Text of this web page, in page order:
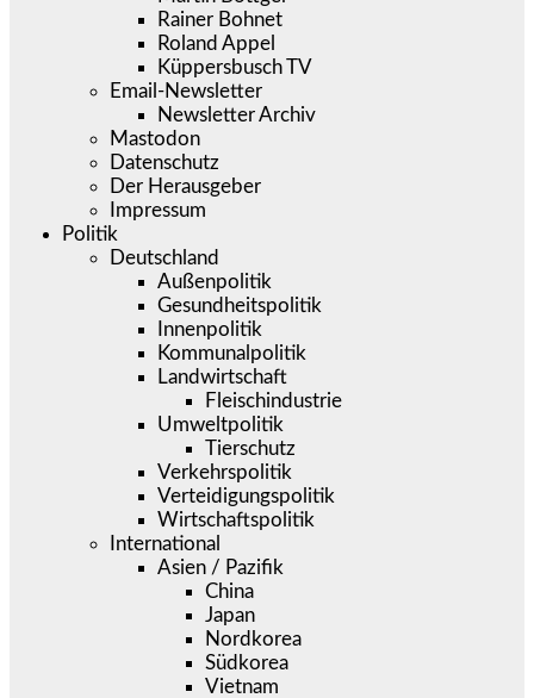
Rainer Bohnet
Roland Appel
Küppersbusch TV
Email-Newsletter
Newsletter Archiv
Mastodon
Datenschutz
Der Herausgeber
Impressum
Politik
Deutschland
Außenpolitik
Gesundheitspolitik
Innenpolitik
Kommunalpolitik
Landwirtschaft
Fleischindustrie
Umweltpolitik
Tierschutz
Verkehrspolitik
Verteidigungspolitik
Wirtschaftspolitik
International
Asien / Pazifik
China
Japan
Nordkorea
Südkorea
Vietnam